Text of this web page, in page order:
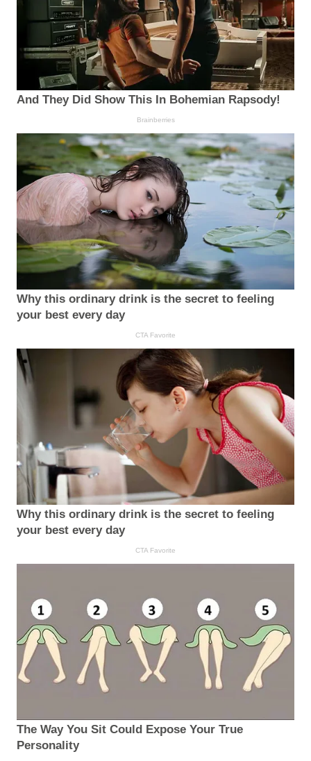
And They Did Show This In Bohemian Rapsody!
Brainberries
Why this ordinary drink is the secret to feeling
your best every day
CTA Favorite
Why this ordinary drink is the secret to feeling
your best every day
CTA Favorite
The Way You Sit Could Expose Your True
Personality